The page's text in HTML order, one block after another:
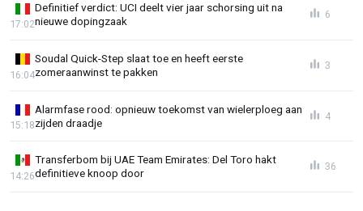
Definitief verdict: UCI deelt vier jaar schorsing uit na
nieuwe dopingzaak
17:02
6
Soudal Quick-Step slaat toe en heeft eerste
zomeraanwinst te pakken
16:04
3
Alarmfase rood: opnieuw toekomst van wielerploeg aan
zijden draadje
15:18
4
Transferbom bij UAE Team Emirates: Del Toro hakt
definitieve knoop door
14:26
36